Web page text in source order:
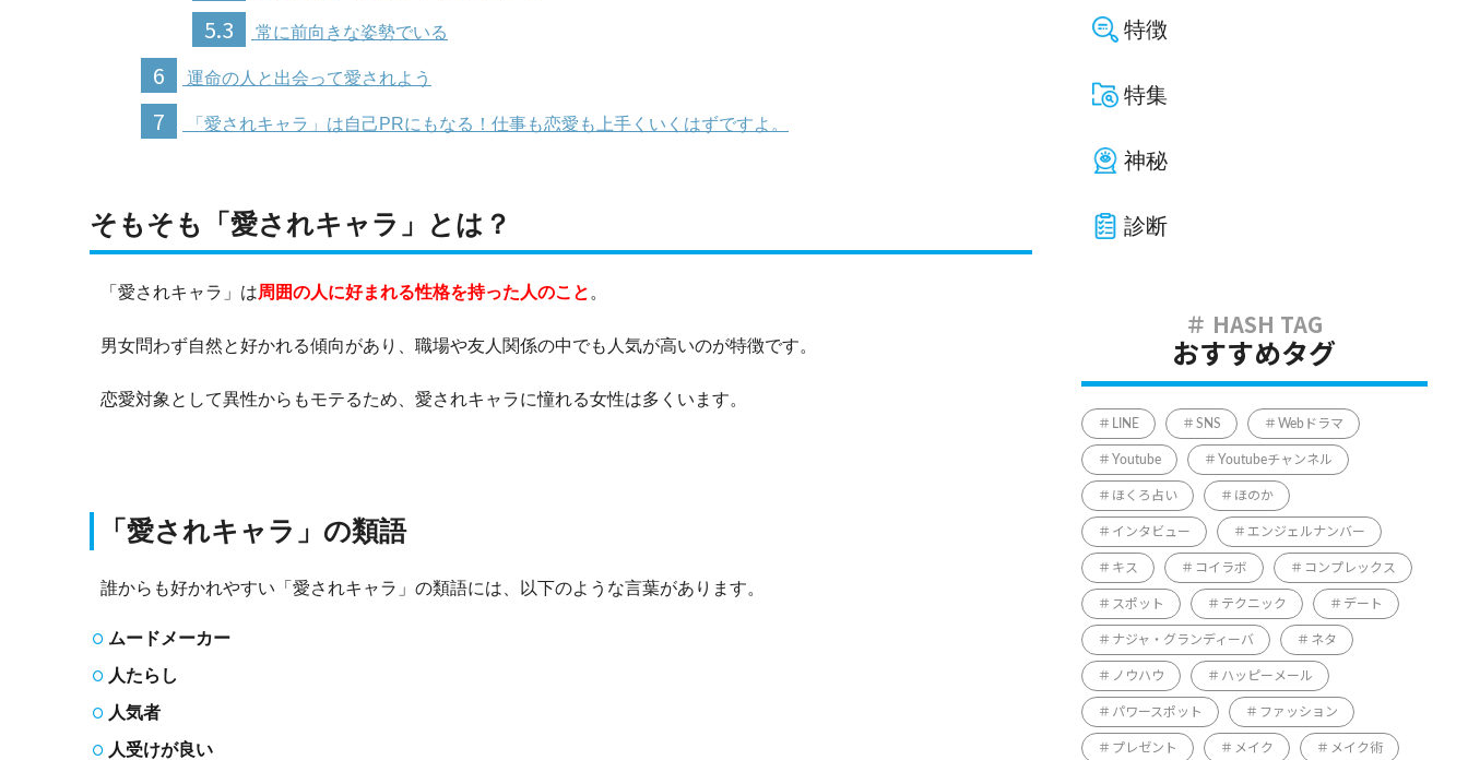
5.3 常に前向きな姿勢でいる
6 運命の人と出会って愛されよう
7 「愛されキャラ」は自己PRにもなる！仕事も恋愛も上手くいくはずですよ。
そもそも「愛されキャラ」とは？
「愛されキャラ」は周囲の人に好まれる性格を持った人のこと 。
男女問わず自然と好かれる傾向があり、職場や友人関係の中でも人気が高いのが特徴です。
恋愛対象として異性からもモテるため、愛されキャラに憧れる女性は多くいます。
「愛されキャラ」の類語
誰からも好かれやすい「愛されキャラ」の類語には、以下のような言葉があります。
ムードメーカー
人たらし
人気者
人受けが良い
特徴
特集
神秘
診断
おすすめタグ
LINE SNS Webドラマ
Youtube Youtubeチャンネル
ほくろ占い ほのか
インタビュー エンジェルナンバー
キス コイラボ コンプレックス
スポット テクニック デート
ナジャ・グランディーバ ネタ
ノウハウ ハッピーメール
パワースポット ファッション
プレゼント メイク メイク術